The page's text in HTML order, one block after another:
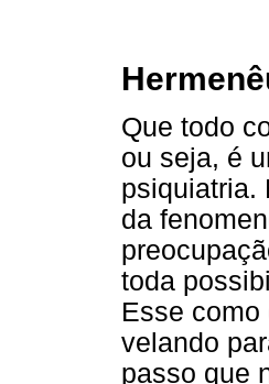
Que todo
ou seja, é
psiquiatria.
da
toda
Esse
velando
passo que